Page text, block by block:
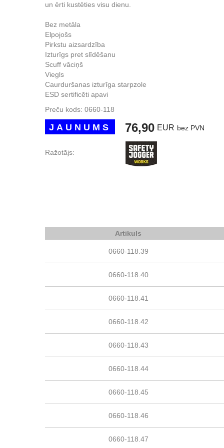
un ērti kustēties visu dienu.
Bez metāla
Elpojošs
Pirkstu aizsardzība
Izturīgs pret slīdēšanu
Scuff vāciņš
Viegls
Caurduršanas izturīga starpzole
ESD sertificēti apavi
Preču kods: 0660-118
JAUNUMS 76,90 EUR bez PVN
Ražotājs:
Artikuls
0660-118.39
0660-118.40
0660-118.41
0660-118.42
0660-118.43
0660-118.44
0660-118.45
0660-118.46
0660-118.47